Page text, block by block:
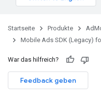
Startseite Produkte
Mobile Ads SDK (Legacy)
War das hilfreich?
Feedback geben